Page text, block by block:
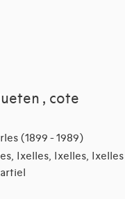
, cote
(1899 - 1989)
Ixelles, Ixelles, Ixelles